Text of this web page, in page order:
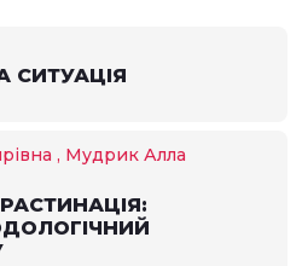
СИТУАЦІЯ
, Мудрик Алла